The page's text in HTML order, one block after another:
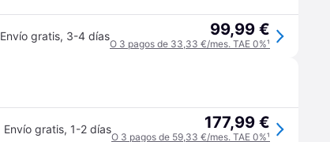
Envío gratis, 3-4 días 99,99 €
O 3 pagos de 33,33 €/mes. TAE 0%¹
Envío gratis, 1-2 días 177,99 €
O 3 pagos de 59,33 €/mes. TAE 0%¹